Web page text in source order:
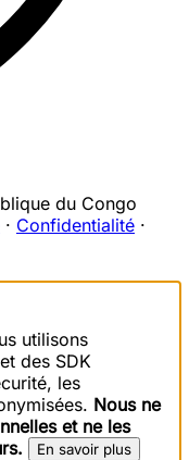
du Congo
· Confidentialité ·
utilisons
des SDK
les
Nous ne
et ne les
En savoir plus